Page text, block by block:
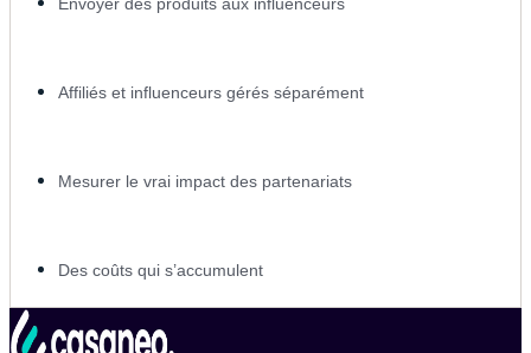
Affiliés et influenceurs gérés séparément
Mesurer le vrai impact des partenariats
Des coûts qui s’accumulent